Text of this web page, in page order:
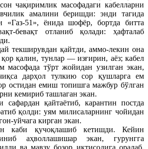
чақиримлик масофадаги кабелларни
амалини беришди: энди тагида
«Газ-51», ёнида шофёр, бортда битта
бевақт отланиб қолади: ҳафталаб
текширувдан қайтди, аммо-лекин она
қор қалин, тунлар — изғирин, аёз; кабел
масофада тўрт жойидан узилган экан,
дарҳол тулкию сор қушларга ем
остидан емиш топишга мажбур бўлган
кемириб ташлаган экан.
қайтаётиб, карантин постда
қолди: уям милисаларнинг чойидан
уйчага кирган экан.
каби қучоқлашиб кетишди. Кейин
аҳволлашишар экан, гурунгга
ва мавзу бозор иқтисодига оралаб,